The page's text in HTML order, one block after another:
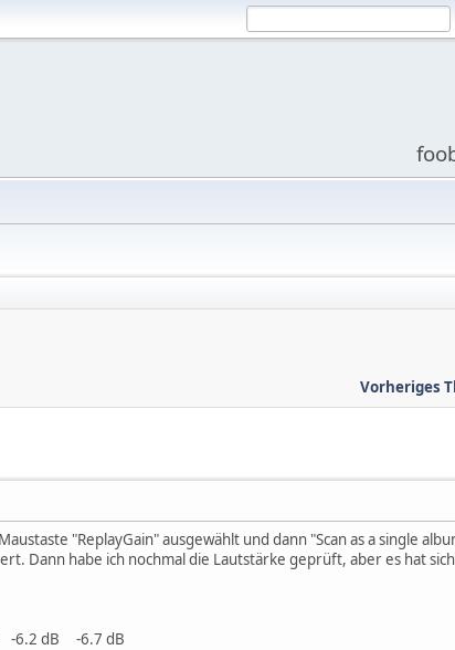
Vorheriges
"ReplayGain" ausgewählt und dann "Scan as a single
Dann habe ich nochmal die Lautstärke geprüft, aber es hat
6.2 dB -6.7 dB